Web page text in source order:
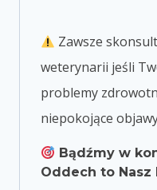
Zawsze
weterynarii jeśli
problemy
niepokojące
Bądźmy w
Oddech to Nasz